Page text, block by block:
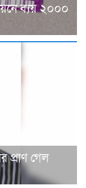
ব্যয় ২০০০
প্রাণ গেল